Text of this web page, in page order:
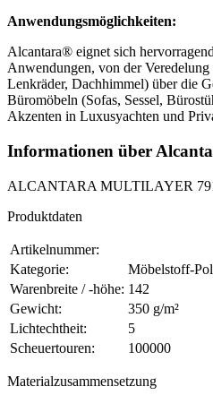
Anwendungsmöglichkeiten:
Alcantara® eignet sich
Anwendungen, von der
Lenkräder, Dachhimmel) über die
Büromöbeln (Sofas, Sessel,
Akzenten in Luxusyachten und
Informationen über
ALCANTARA MULTILAYER
Produktdaten
Artikelnummer:
Kategorie:
Möbelstoff-
Warenbreite / -höhe: 142
Gewicht:
350 g/m²
Lichtechtheit:
5
Scheuertouren:
100000
Materialzusammensetzung